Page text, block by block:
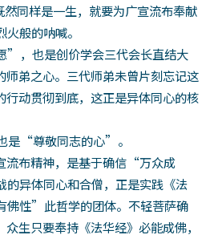
同样是一生，就要为广宣流布奉献
般的呐喊。
也是创价学会三代会长直结大
师弟之心。三代师弟未曾片刻忘记这
行动贯彻到底，这正是异体同心的核
“尊敬同志的心”。
布精神，是基于确信“万众成
异体同心和合僧，正是实践《法
佛性”此哲学的团体。不轻菩萨确
生只要奉持《法华经》必能成佛，